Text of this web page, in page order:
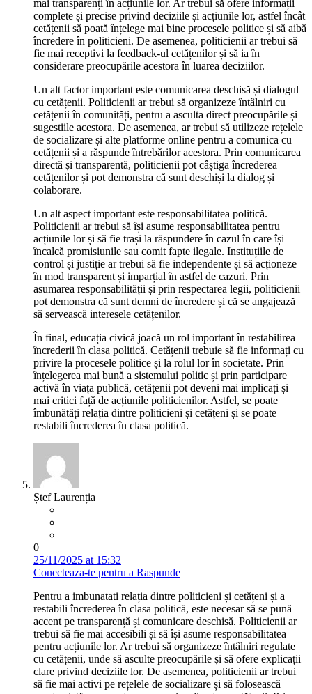
mai transparenți în acțiunile lor. Ar trebui să ofere informații
complete și precise privind deciziile și acțiunile lor, astfel încât
cetățenii să poată înțelege mai bine procesele politice și să aibă
încredere în politicieni. De asemenea, politicienii ar trebui să
fie mai receptivi la feedback-ul cetățenilor și să ia în
considerare preocupările acestora în luarea deciziilor.
Un alt factor important este comunicarea deschisă și dialogul
cu cetățenii. Politicienii ar trebui să organizeze întâlniri cu
cetățenii în comunități, pentru a asculta direct preocupările și
sugestiile acestora. De asemenea, ar trebui să utilizeze rețelele
de socializare și alte platforme online pentru a comunica cu
cetățenii și a răspunde întrebărilor acestora. Prin comunicarea
directă și transparentă, politicienii pot câștiga încrederea
cetățenilor și pot demonstra că sunt deschiși la dialog și
colaborare.
Un alt aspect important este responsabilitatea politică.
Politicienii ar trebui să își asume responsabilitatea pentru
acțiunile lor și să fie trași la răspundere în cazul în care își
încalcă promisiunile sau comit fapte ilegale. Instituțiile de
control și justiție ar trebui să fie independente și să acționeze
în mod transparent și imparțial în astfel de cazuri. Prin
asumarea responsabilității și prin respectarea legii, politicienii
pot demonstra că sunt demni de încredere și că se angajează
să servească interesele cetățenilor.
În final, educația civică joacă un rol important în restabilirea
încrederii în clasa politică. Cetățenii trebuie să fie informați cu
privire la procesele politice și la rolul lor în societate. Prin
înțelegerea mai bună a sistemului politic și prin participare
activă în viața publică, cetățenii pot deveni mai implicați și
mai critici față de acțiunile politicienilor. Astfel, se poate
îmbunătăți relația dintre politicieni și cetățeni și se poate
restabili încrederea în clasa politică.
Ștef Laurenția
0
25/11/2025 at 15:32
Conecteaza-te pentru a Raspunde
Pentru a imbunatati relația dintre politicieni și cetățeni și a
restabili încrederea în clasa politică, este necesar să se pună
accent pe transparență și comunicare deschisă. Politicienii ar
trebui să fie mai accesibili și să își asume responsabilitatea
pentru acțiunile lor. Ar trebui să organizeze întâlniri regulate
cu cetățenii, unde să asculte preocupările și să ofere explicații
clare privind deciziile lor. De asemenea, politicienii ar trebui
să fie mai activi pe rețelele de socializare și să folosească